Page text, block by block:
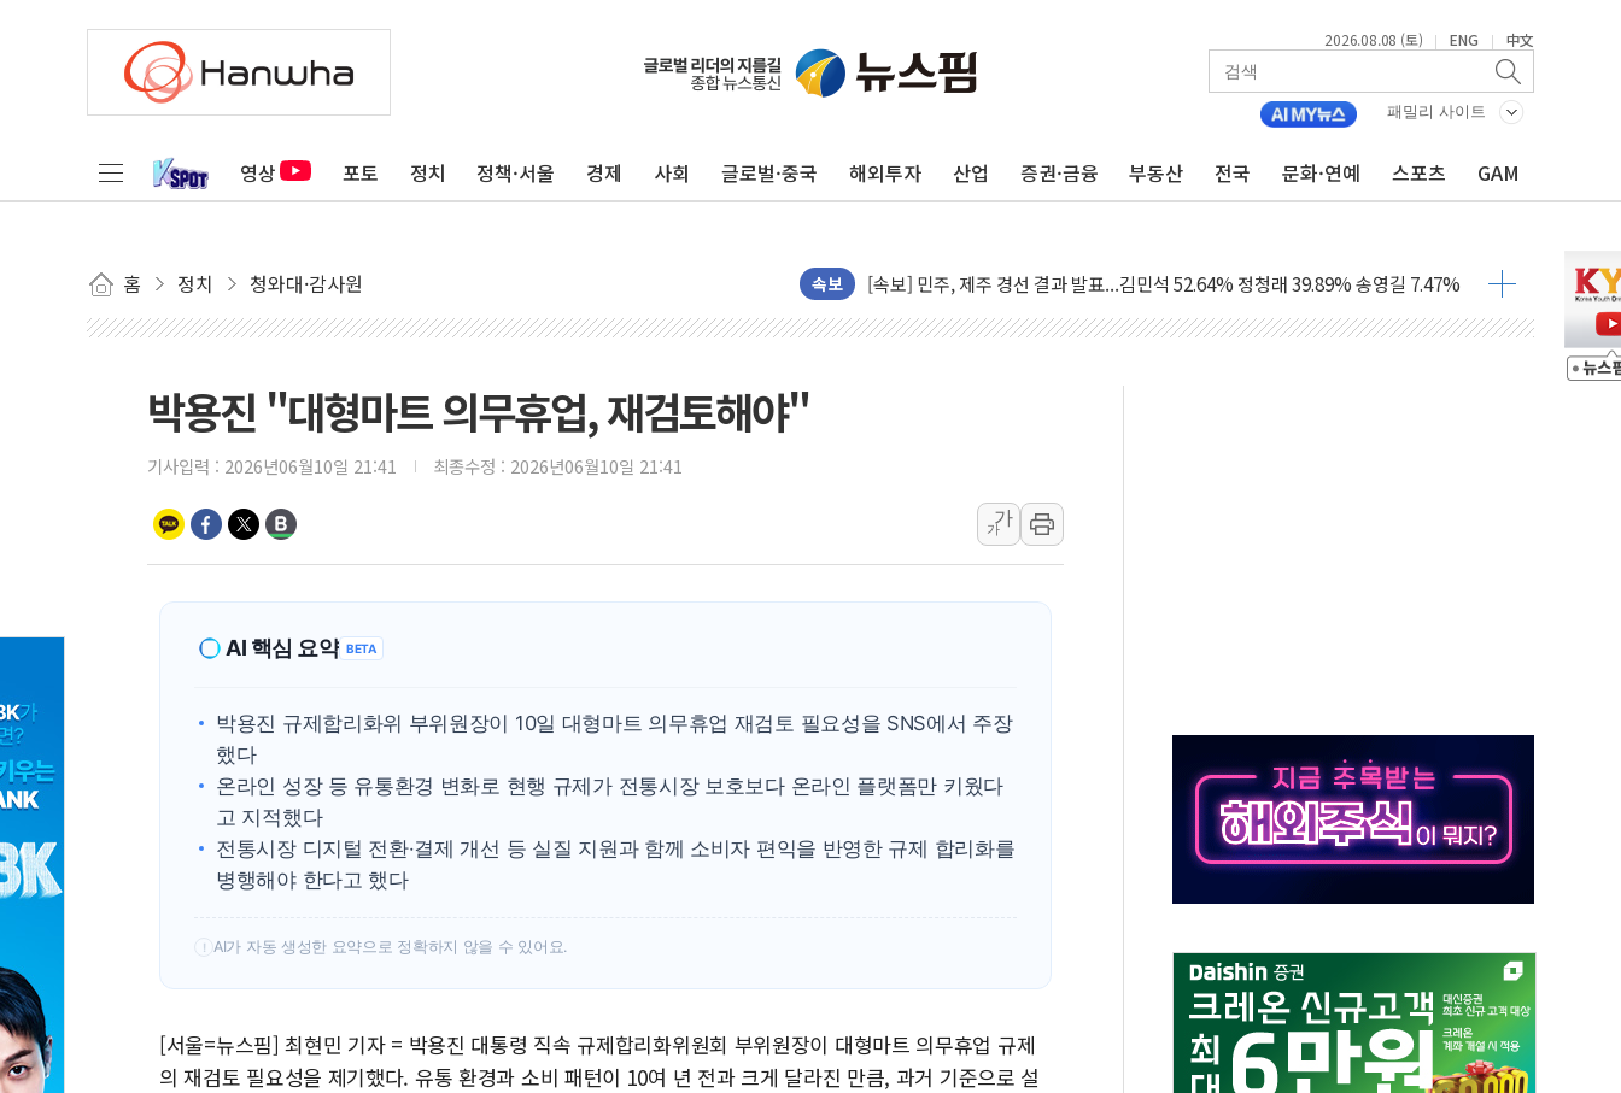
2026.08.08 (토) | ENG | 中文
패밀리 사이트
영상 포토 정치 정책·서울 경제 사회 글로벌·중국 해외투자 산업 증권·금융 부동산 전국 문화·연예 스포츠 GAM
홈 정치 청와대·감사원 속보
[속보] 민주, 제주·인천 경선 결과 발표...김민석 47.75% 정청래 42.08%
이번주 국내 주요 금융일정(8.10~8.14)
美, 이란전 출구전략 만지작…공습 한계·탄약 부족 현실화
여수 오동도 인근 해상서 모터보트 전복…1명 사망·1명 실종
추미애, '위안부' 피해자 기림의 날 참석..."국제적 시민 연대로 목소리 내야"
인천서 말다툼 중 어머니 흉기 살해 10대 아들 체포
동해중부 전 해상 풍랑주의보…10일까지 최대 3.5m 높은 물결
연일 폭염에 온열질환 사망 23명…정부, 비상대응기구 가동
中 전방위 아파트 부양, 수도 베이징도 부동산 규제 철폐
인제 용대리 계곡서 수위 상승으로 피서객 7명 고립…전원 구조
동해시, 11~14일 '별똥별 멍' 운영…페르세우스 유성우 관측
박용진 "대형마트 의무휴업, 재검토해야"
기사입력 : 2026년06월10일 21:41 최종수정 : 2026년06월10일 21:41
가
가
AI 핵심 요약 BETA
박용진 규제합리화위 부위원장이 10일 대형마트 의무휴업 재검토 필요성을 SNS에서 주장
했다
온라인 성장 등 유통환경 변화로 현행 규제가 전통시장 보호보다 온라인 플랫폼만 키웠다
고 지적했다
전통시장 디지털 전환·결제 개선 등 실질 지원과 함께 소비자 편익을 반영한 규제 합리화를
병행해야 한다고 했다
! AI가 자동 생성한 요약으로 정확하지 않을 수 있어요.
[서울=뉴스핌] 최현민 기자 = 박용진 대통령 직속 규제합리화위원회 부위원장이 대형마트 의무휴업 규제
의 재검토 필요성을 제기했다. 유통 환경과 소비 패턴이 10여 년 전과 크게 달라진 만큼, 과거 기준으로 설